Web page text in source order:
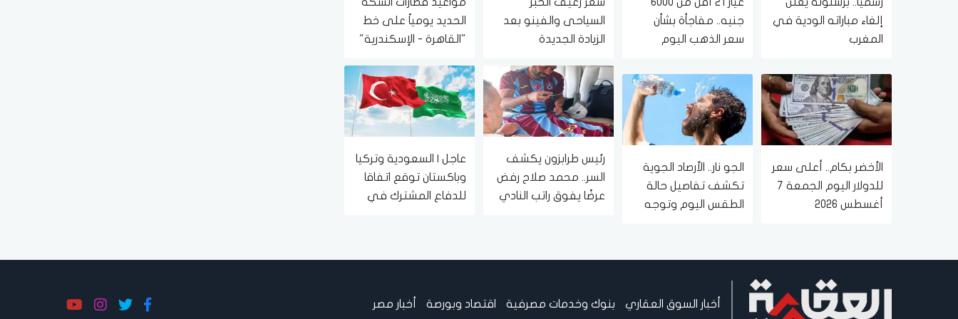
إلغاء مباراته الودية في
المغرب
جنيه.. مفاجأة بشأن
سعر الذهب اليوم
2026
السياحى والفينو بعد
الزيادة الجديدة
الحديد يومياً على خط
"القاهرة - الإسكندرية"
الأخضر بكام.. أعلى سعر
للدولار اليوم الجمعة 7
أغسطس 2026
الجو نار.. الأرصاد الجوية
تكشف تفاصيل حالة
الطقس اليوم وتوجه
رئيس طرابزون يكشف
السر.. محمد صلاح رفض
عرضًا يفوق راتب النادي
عاجل | السعودية وتركيا
وباكستان توقع اتفاقا
للدفاع المشترك في
أخبار السوق العقاري بنوك وخدمات مصرفية اقتصاد وبورصة أخبار مصر